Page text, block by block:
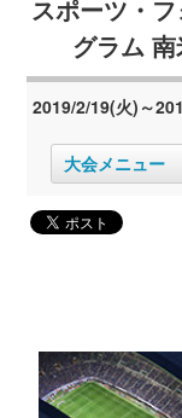
スポーツ・
グラム
2019/2/19(火)～
大会メニュー